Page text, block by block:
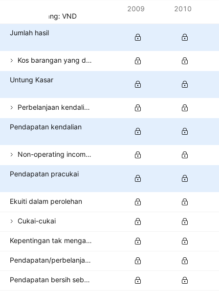
Mata wang: VND
2009 2010
Jumlah hasil
Kos barangan yang dijual
Untung Kasar
Perbelanjaan kendalian (tidak termasuk COGS)
Pendapatan kendalian
Non-operating income (total)
Pendapatan pracukai
Ekuiti dalam perolehan
Cukai-cukai
Kepentingan tak mengawal/minoriti
Pendapatan/perbelanjaan lain selepas cukai
Pendapatan bersih sebelum kendalian dihentikan